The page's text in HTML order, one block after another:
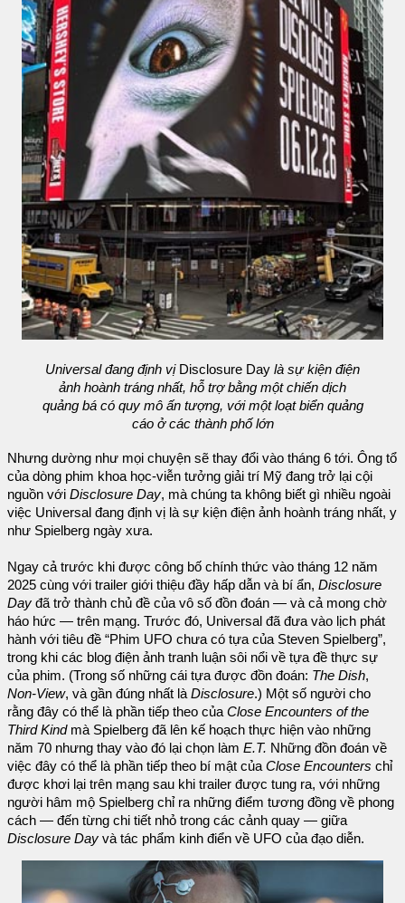
Universal đang định vịDisclosure Day là sự kiện điện
ảnh hoành tráng nhất, hỗ trợ bằng một chiến dịch
quảng bá có quy mô ấn tượng, với một loạt biển quảng
cáo ở các thành phố lớn
Nhưng dường như mọi chuyện sẽ thay đổi vào tháng 6 tới. Ông tổ
của dòng phim khoa học-viễn tưởng giải trí Mỹ đang trở lại cội
nguồn với Disclosure Day, mà chúng ta không biết gì nhiều ngoài
việc Universal đang định vị là sự kiện điện ảnh hoành tráng nhất, y
như Spielberg ngày xưa.
Ngay cả trước khi được công bố chính thức vào tháng 12 năm
2025 cùng với trailer giới thiệu đầy hấp dẫn và bí ẩn, Disclosure
Day đã trở thành chủ đề của vô số đồn đoán — và cả mong chờ
háo hức — trên mạng. Trước đó, Universal đã đưa vào lịch phát
hành với tiêu đề “Phim UFO chưa có tựa của Steven Spielberg”,
trong khi các blog điện ảnh tranh luận sôi nổi về tựa đề thực sự
của phim. (Trong số những cái tựa được đồn đoán: The Dish,
Non-View, và gần đúng nhất là Disclosure.) Một số người cho
rằng đây có thể là phần tiếp theo của Close Encounters of the
Third Kindmà Spielberg đã lên kế hoạch thực hiện vào những
năm 70 nhưng thay vào đó lại chọn làm E.T. Những đồn đoán về
việc đây có thể là phần tiếp theo bí mật của Close Encounters chỉ
được khơi lại trên mạng sau khi trailer được tung ra, với những
người hâm mộ Spielberg chỉ ra những điểm tương đồng về phong
cách — đến từng chi tiết nhỏ trong các cảnh quay — giữa
Disclosure Day và tác phẩm kinh điển về UFO của đạo diễn.